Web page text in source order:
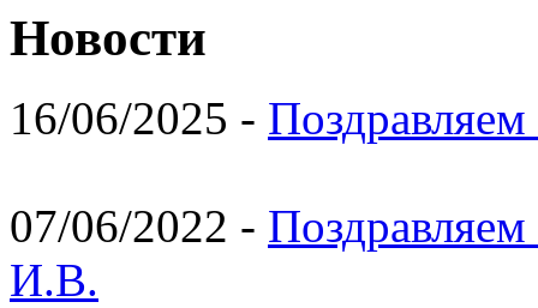
Новости
16/06/2025 -
07/06/2022 -
И.В.